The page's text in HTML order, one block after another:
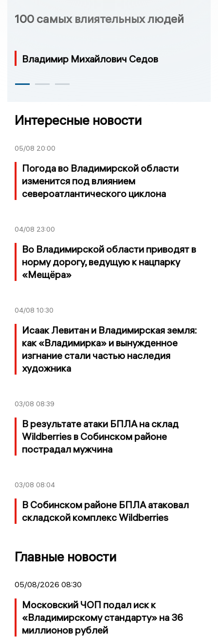
100 самых влиятельных людей
Владимир Михайлович Седов
Интересные новости
05/08 20:00
Погода во Владимирской области
изменится под влиянием
североатлантического циклона
04/08 23:00
Во Владимирской области приводят в
норму дорогу, ведущую к нацпарку
«Мещёра»
04/08 10:30
Исаак Левитан и Владимирская земля:
как «Владимирка» и вынужденное
изгнание стали частью наследия
художника
03/08 08:39
В результате атаки БПЛА на склад
Wildberries в Собинском районе
пострадал мужчина
03/08 08:04
В Собинском районе БПЛА атаковал
складской комплекс Wildberries
Главные новости
05/08/2026 08:30
Московский ЧОП подал иск к
«Владимирскому стандарту» на 36
миллионов рублей